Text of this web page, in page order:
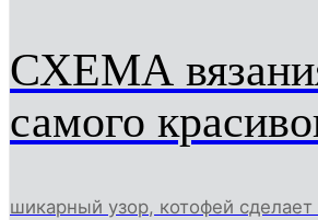
СХЕМА
самого
шикарный узор, котофей